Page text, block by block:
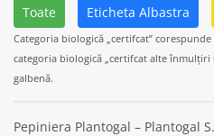
Toate Eticheta Albastra
Categoria biologică „certifcat”
categoria biologică „certifcat alte înmulțiri
galbenă.
Pepiniera Plantogal – Plantogal